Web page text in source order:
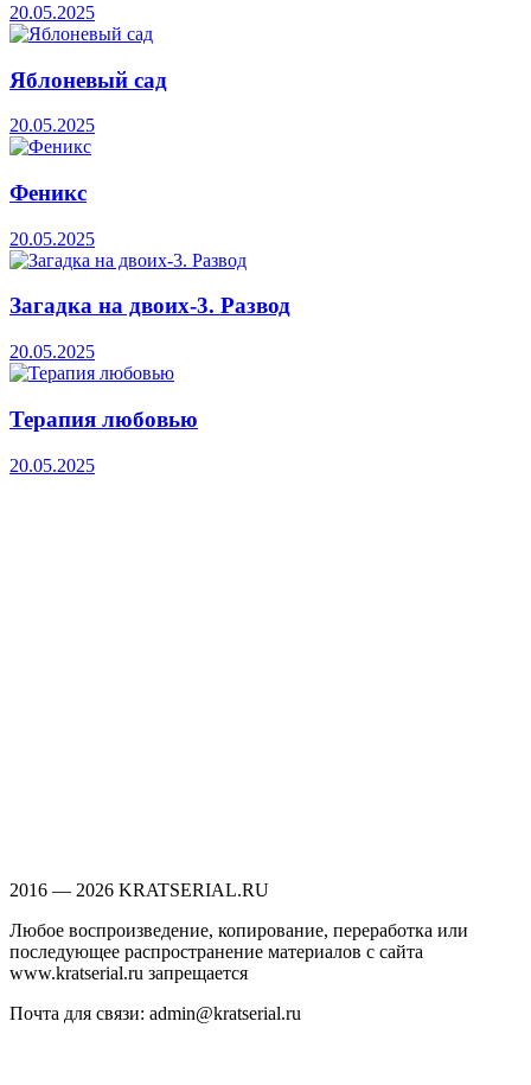
20.05.2025
Яблоневый сад
20.05.2025
Феникс
20.05.2025
Загадка на двоих-3. Развод
20.05.2025
Терапия любовью
20.05.2025
2016 — 2026 KRATSERIAL.RU
Любое воспроизведение, копирование, переработка или
последующее распространение материалов с сайта
www.kratserial.ru запрещается
Почта для связи: admin@kratserial.ru